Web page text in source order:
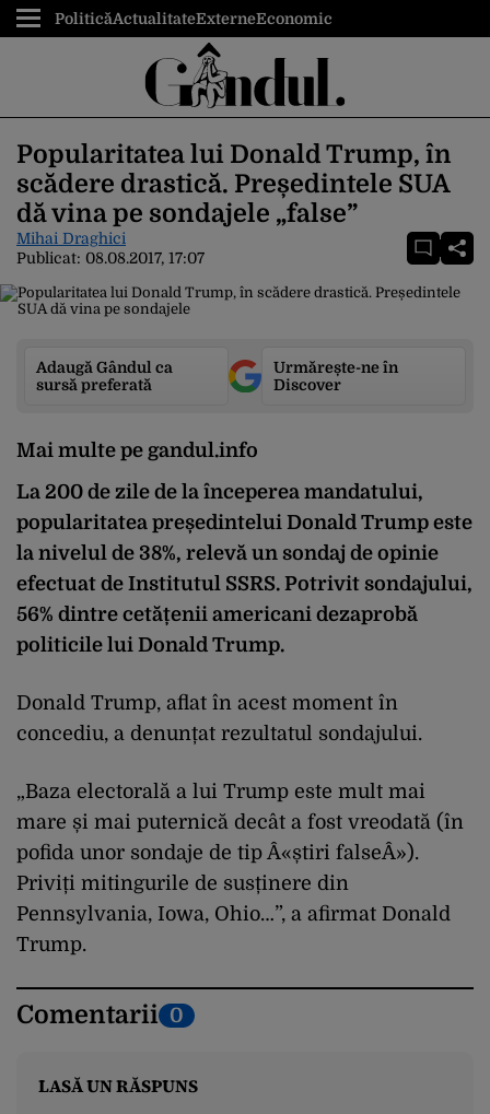
PoliticăActualitateExterneEconomic
Popularitatea lui Donald Trump, în
scădere drastică. Președintele SUA
dă vina pe sondajele „false”
Mihai Draghici
Publicat: 08.08.2017, 17:07
Adaugă Gândul ca
sursă preferată
Urmărește-ne în
Discover
Mai multe pe gandul.info
La 200 de zile de la începerea mandatului,
popularitatea președintelui Donald Trump este
la nivelul de 38%, relevă un sondaj de opinie
efectuat de Institutul SSRS. Potrivit sondajului,
56% dintre cetățenii americani dezaprobă
politicile lui Donald Trump.
Donald Trump, aflat în acest moment în
concediu, a denunțat rezultatul sondajului.
„Baza electorală a lui Trump este mult mai
mare și mai puternică decât a fost vreodată (în
pofida unor sondaje de tip Â«știri falseÂ»).
Priviți mitingurile de susținere din
Pennsylvania, Iowa, Ohio…”, a afirmat Donald
Trump.
Comentarii 0
LASĂ UN RĂSPUNS